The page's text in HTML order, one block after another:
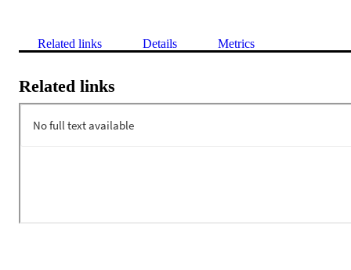
Related links Details Metrics
Related links